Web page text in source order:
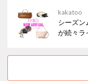
kakatoo
シーズン
が続々ラ